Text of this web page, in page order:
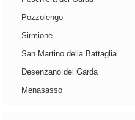
Pozzolengo
Sirmione
San Martino della Battaglia
Desenzano del Garda
Menasasso